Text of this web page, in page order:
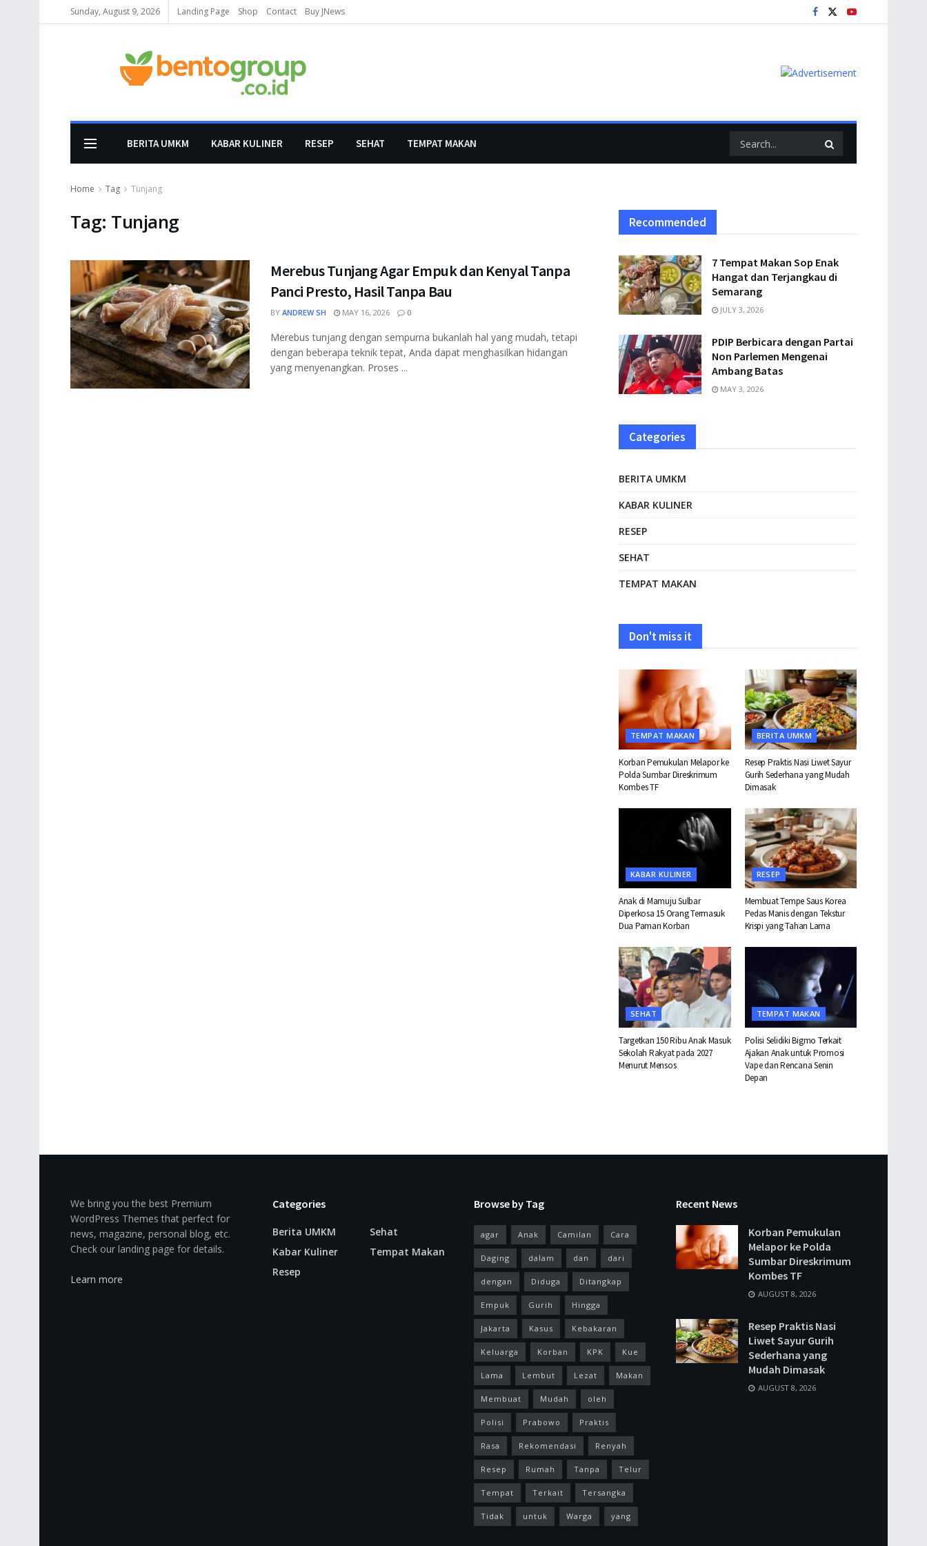
Sunday, August 9, 2026 Landing Page Shop Contact Buy JNews
BERITA UMKM KABAR KULINER RESEP SEHAT TEMPAT MAKAN
Home Tag Tunjang
Tag: Tunjang
Merebus Tunjang Agar Empuk dan Kenyal Tanpa
Panci Presto, Hasil Tanpa Bau
BY ANDREW SH MAY 16, 2026 0
Merebus tunjang dengan sempurna bukanlah hal yang mudah, tetapi
dengan beberapa teknik tepat, Anda dapat menghasilkan hidangan
yang menyenangkan. Proses ...
Recommended
7 Tempat Makan Sop Enak
Hangat dan Terjangkau di
Semarang
JULY 3, 2026
PDIP Berbicara dengan Partai
Non Parlemen Mengenai
Ambang Batas
MAY 3, 2026
Categories
BERITA UMKM
KABAR KULINER
RESEP
SEHAT
TEMPAT MAKAN
Don't miss it
TEMPAT MAKAN
Korban Pemukulan Melapor ke
Polda Sumbar Direskrimum
Kombes TF
BERITA UMKM
Resep Praktis Nasi Liwet Sayur
Gurih Sederhana yang Mudah
Dimasak
KABAR KULINER
Anak di Mamuju Sulbar
Diperkosa 15 Orang Termasuk
Dua Paman Korban
RESEP
Membuat Tempe Saus Korea
Pedas Manis dengan Tekstur
Krispi yang Tahan Lama
SEHAT
Targetkan 150 Ribu Anak Masuk
Sekolah Rakyat pada 2027
Menurut Mensos
TEMPAT MAKAN
Polisi Selidiki Bigmo Terkait
Ajakan Anak untuk Promosi
Vape dan Rencana Senin
Depan
We bring you the best Premium
WordPress Themes that perfect for
news, magazine, personal blog, etc.
Check our landing page for details.
Learn more
Categories
Berita UMKM
Kabar Kuliner
Resep
Sehat
Tempat Makan
Browse by Tag
agar Anak Camilan Cara
Daging dalam dan dari
dengan Diduga Ditangkap
Empuk Gurih Hingga
Jakarta Kasus Kebakaran
Keluarga Korban KPK Kue
Lama Lembut Lezat Makan
Membuat Mudah oleh
Polisi Prabowo Praktis
Rasa Rekomendasi Renyah
Resep Rumah Tanpa Telur
Tempat Terkait Tersangka
Tidak untuk Warga yang
Recent News
Korban Pemukulan
Melapor ke Polda
Sumbar Direskrimum
Kombes TF
AUGUST 8, 2026
Resep Praktis Nasi
Liwet Sayur Gurih
Sederhana yang
Mudah Dimasak
AUGUST 8, 2026